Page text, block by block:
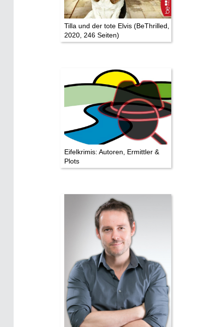
Die Autoren
Die Stars:
Wer hat wo gedreht?
Impressum
Datenschutz
Tilla und der tote Elvis (BeThrilled,
2020, 246 Seiten)
Eifelkrimis: Autoren, Ermittler &
Plots